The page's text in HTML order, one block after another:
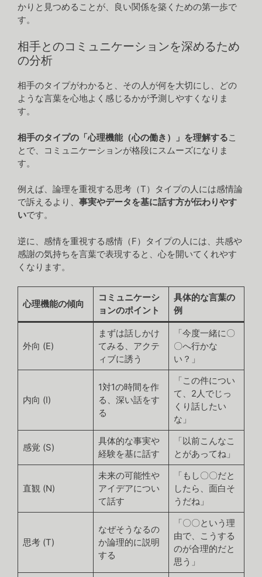
かりと見つめることが、良い関係を築くための第一歩で
す。
相手とのコミュニケーションを深めるため
の分析
相手のタイプがわかると、その人が何を大切にし、どの
ような言葉を心地よく感じるかが予測しやすくなりま
す。
相手のタイプの「心理機能（心の働き）」を理解するこ
とで、コミュニケーションが格段にスムーズになりま
す。
例えば、論理を重視する思考（T）タイプの人には感情論
で訴えるより、 事実やデータを基に話す方が伝わりやす
いです。
逆に、感情を重視する感情（F）タイプの人には、共感や
感謝の気持ちを言葉で表現すると、心を開いてくれやす
くなります。
心理機能の傾向
コミュニケーシ
ョンのポイント
具体的な言葉の
例
外向 (E)
まずは話しかけ
てみる、アクテ
ィブに誘う
「今度一緒に〇
〇へ行かな
い？」
内向 (I)
1対1の時間を作
る、深い話をす
る
「この件につい
て、2人でじっ
くり話したい
な」
感覚 (S)
具体的な事実や
経験を基に話す
「以前こんなこ
とがあってね」
直観 (N)
未来の可能性や
アイデアについ
て話す
「もし〇〇だと
したら、面白そ
うだね」
思考 (T)
なぜそうなるの
か論理的に説明
する
「〇〇という理
由で、こうする
のが合理的だと
思う」